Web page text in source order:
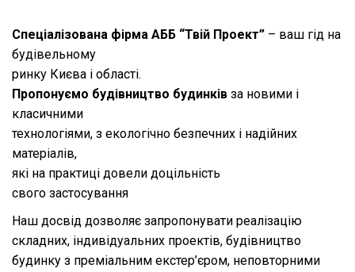
Спеціалізована фірма АББ “Твій Проект” – ваш гід на
будівельному
ринку Києва і області.
Пропонуємо будівництво будинків за новими і
класичними
технологіями, з екологічно безпечних і надійних
матеріалів,
які на практиці довели доцільність
свого застосування
Наш досвід дозволяє запропонувати реалізацію
складних, індивідуальних проектів, будівництво
будинку з преміальним екстер’єром, неповторними